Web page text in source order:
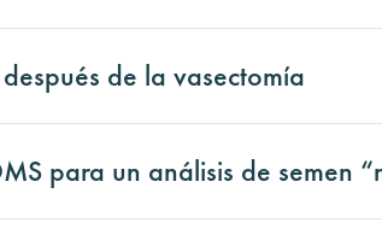
de la vasectomía
para un análisis de semen